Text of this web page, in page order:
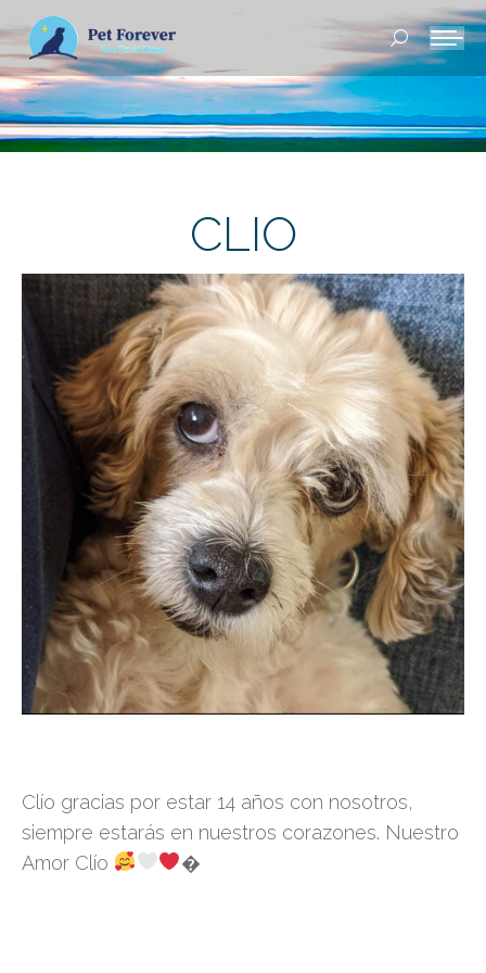
Buscar:
CLIO
Clío gracias por estar 14 años con nosotros,
siempre estarás en nuestros corazones. Nuestro
Amor Clío
‍�